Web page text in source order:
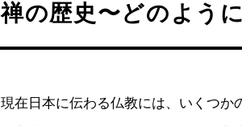
禅の歴史〜どのよう
現在日本に伝わる仏教には、いくつ